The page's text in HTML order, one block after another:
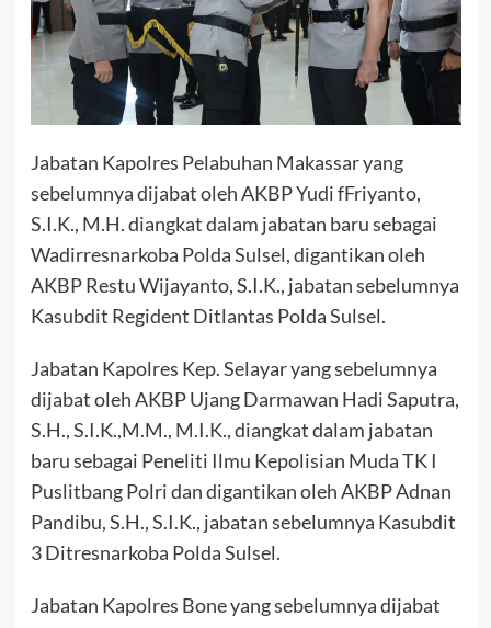
Jabatan Kapolres Pelabuhan Makassar yang
sebelumnya dijabat oleh AKBP Yudi fFriyanto,
S.I.K., M.H. diangkat dalam jabatan baru sebagai
Wadirresnarkoba Polda Sulsel, digantikan oleh
AKBP Restu Wijayanto, S.I.K., jabatan sebelumnya
Kasubdit Regident Ditlantas Polda Sulsel.
Jabatan Kapolres Kep. Selayar yang sebelumnya
dijabat oleh AKBP Ujang Darmawan Hadi Saputra,
S.H., S.I.K.,M.M., M.I.K., diangkat dalam jabatan
baru sebagai Peneliti Ilmu Kepolisian Muda TK I
Puslitbang Polri dan digantikan oleh AKBP Adnan
Pandibu, S.H., S.I.K., jabatan sebelumnya Kasubdit
3 Ditresnarkoba Polda Sulsel.
Jabatan Kapolres Bone yang sebelumnya dijabat